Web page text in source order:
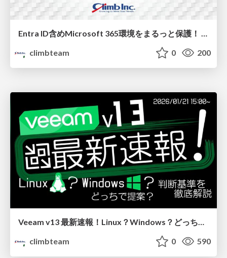
climbteam
0 200
Veeam v13 最新速報！Linux？Windows？どっちで提案？判断基準を徹底解説
climbteam
0 590